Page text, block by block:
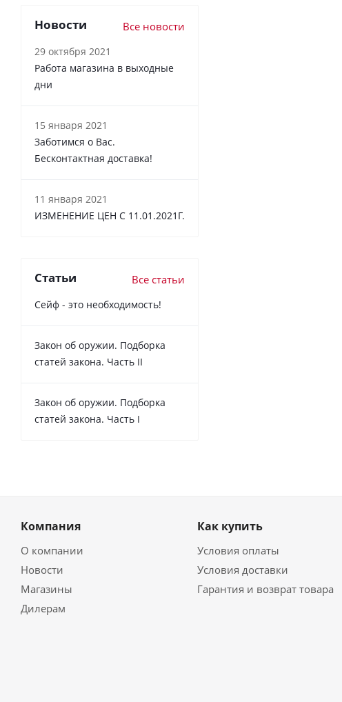
Новости Все новости
29 октября 2021
Работа магазина в выходные
дни
15 января 2021
Заботимся о Вас.
Бесконтактная доставка!
11 января 2021
ИЗМЕНЕНИЕ ЦЕН С 11.01.2021Г.
Статьи Все статьи
Сейф - это необходимость!
Закон об оружии. Подборка
статей закона. Часть II
Закон об оружии. Подборка
статей закона. Часть I
Компания
О компании
Новости
Магазины
Дилерам
Как купить
Условия оплаты
Условия доставки
Гарантия и возврат товара